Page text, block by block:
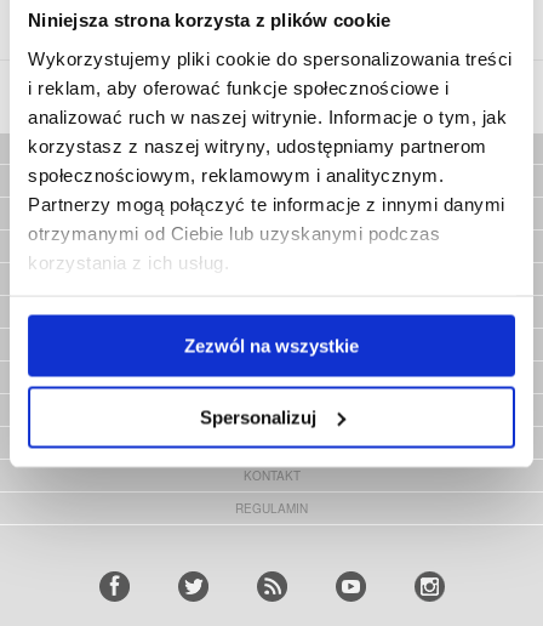
Niniejsza strona korzysta z plików cookie
Wykorzystujemy pliki cookie do spersonalizowania treści
i reklam, aby oferować funkcje społecznościowe i
analizować ruch w naszej witrynie. Informacje o tym, jak
korzystasz z naszej witryny, udostępniamy partnerom
społecznościowym, reklamowym i analitycznym.
Partnerzy mogą połączyć te informacje z innymi danymi
otrzymanymi od Ciebie lub uzyskanymi podczas
korzystania z ich usług.
Zezwól na wszystkie
Spersonalizuj
Wpisz kod w polu Karta podarunkowa.
MYTRENDYPHONE LOGISTICS APS PLAC RODŁA 8 POK 710
70-419 SZCZECIN
SKLEP@MYTRENDYPHONE.PL
STRONA GŁÓWNA
OBSŁUGA KLIENTA
ŚLEDZENIE ZAMÓWIENIA
ZWROTY
CLUB TRENDY
BLOG
PROSZĘ ZOBACZYĆ WSZYSTKIE KRAJE
NOWOŚCI I PORADY
KONTAKT
REGULAMIN